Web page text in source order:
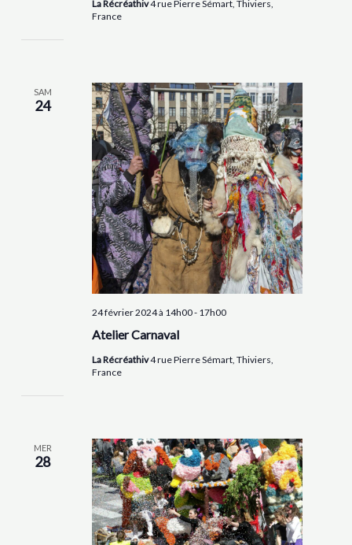
La Récréathiv4 rue Pierre Sémart, Thiviers,
France
SAM
24
Atelier Carnaval
24 février 2024 à 14h00- 17h00
La Récréathiv4 rue Pierre Sémart, Thiviers,
France
MER
28